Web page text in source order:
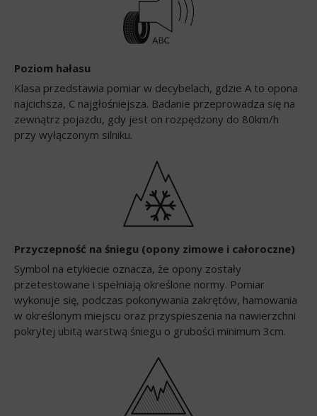
Poziom hałasu
Klasa przedstawia pomiar w decybelach, gdzie A to opona
najcichsza, C najgłośniejsza. Badanie przeprowadza się na
zewnątrz pojazdu, gdy jest on rozpędzony do 80km/h
przy wyłączonym silniku.
Przyczepność na śniegu (opony zimowe i całoroczne)
Symbol na etykiecie oznacza, że opony zostały
przetestowane i spełniają określone normy. Pomiar
wykonuje się, podczas pokonywania zakrętów, hamowania
w określonym miejscu oraz przyspieszenia na nawierzchni
pokrytej ubitą warstwą śniegu o grubości minimum 3cm.